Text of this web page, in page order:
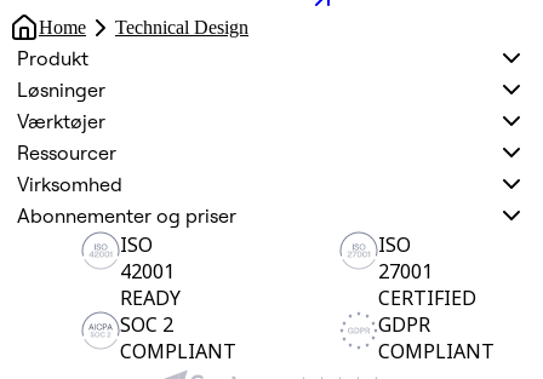
Home Technical Design
Produkt
Løsninger
Værktøjer
Ressourcer
Virksomhed
Abonnementer og priser
ISO
42001
READY
ISO
27001
CERTIFIED
SOC 2
COMPLIANT
GDPR
COMPLIANT